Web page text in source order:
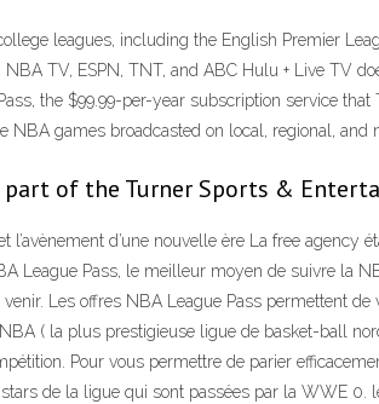
leagues, including the English Premier
TV, ESPN, TNT, and ABC Hulu + Live TV
the $99.99-per-year subscription service
games broadcasted on local, regional, and
of the Turner Sports &
d’une nouvelle ère La free
League Pass, le meilleur moyen de suivre la
Les offres NBA League Pass permettent
( la plus prestigieuse ligue de basket-ball
Pour vous permettre de parier
de la ligue qui sont passées par la WWE 0.